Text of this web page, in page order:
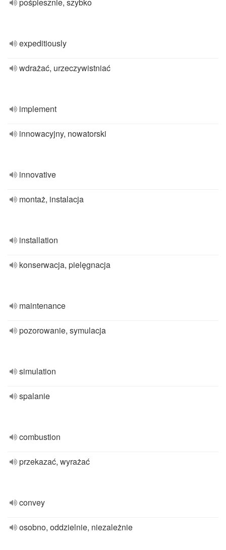
expeditiously
wdrażać, urzeczywistniać
implement
innowacyjny, nowatorski
innovative
montaż, instalacja
installation
konserwacja, pielęgnacja
maintenance
pozorowanie, symulacja
simulation
spalanie
combustion
przekazać, wyrażać
convey
osobno, oddzielnie, niezależnie